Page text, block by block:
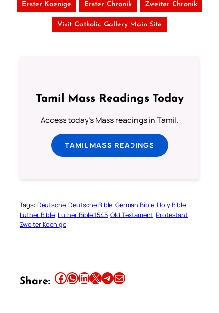
Erster Koenige Erster Chronik Zweiter Chronik
Visit Catholic Gallery Main Site
Tamil Mass Readings Today
Access today's Mass readings in Tamil.
TAMIL MASS READINGS
Tags: Deutsche Deutsche Bible German Bible Holy Bible
Luther Bible Luther Bible 1545 Old Testament Protestant
Zweiter Koenige
Share: Share this article on Facebook Share this article on WhatsApp Share this article on LinkedIn Share this article on X Share this article on TelegramEmail this Article